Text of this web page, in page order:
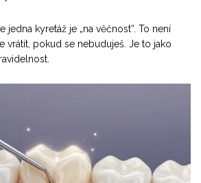
jedna kyretáž je „na věčnost“. To není
vrátit, pokud se nebuduješ. Je to jako